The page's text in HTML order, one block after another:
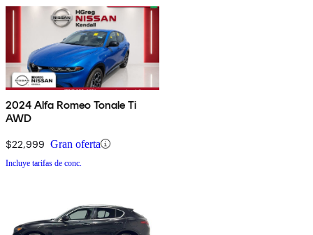
2024 Alfa Romeo Tonale Ti
AWD
$22,999 Gran oferta
Incluye tarifas de conc.